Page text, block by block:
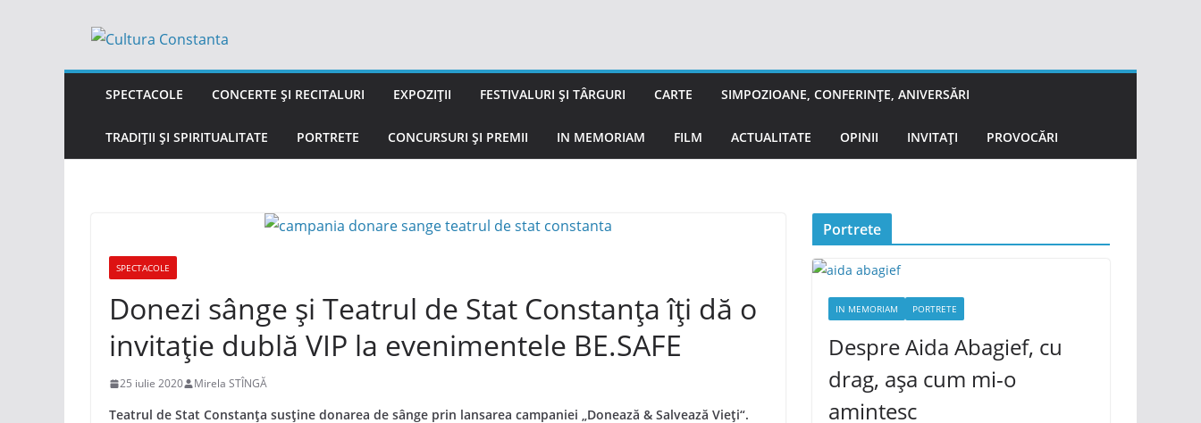
conținut
SPECTACOLE CONCERTE ȘI RECITALURI EXPOZIȚII FESTIVALURI ȘI TÂRGURI CARTE SIMPOZIOANE, CONFERINȚE, ANIVERSĂRI
TRADIȚII ȘI SPIRITUALITATE PORTRETE CONCURSURI ȘI PREMII IN MEMORIAM FILM ACTUALITATE OPINII INVITAȚI PROVOCĂRI
SPECTACOLE
Donezi sânge și Teatrul de Stat Constanța îți dă o
invitație dublă VIP la evenimentele BE.SAFE
25 iulie 2020 Mirela STÎNGĂ
Teatrul de Stat Constanța susține donarea de sânge prin lansarea campaniei „Donează & Salvează Vieți“.
Portrete
IN MEMORIAM PORTRETE
Despre Aida Abagief, cu
drag, așa cum mi-o
amintesc